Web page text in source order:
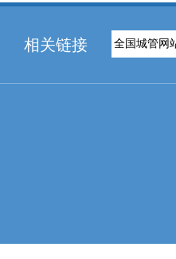
相关链接